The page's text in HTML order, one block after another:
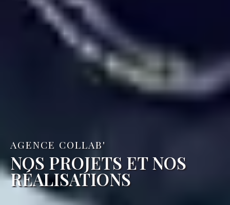
AGENCE COLLAB'
NOS PROJETS ET NOS
RÉALISATIONS